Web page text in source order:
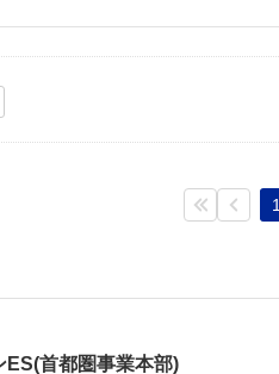
Vote
画で知ろう！業界・企業研究
1
ES(首都圏事業本部)